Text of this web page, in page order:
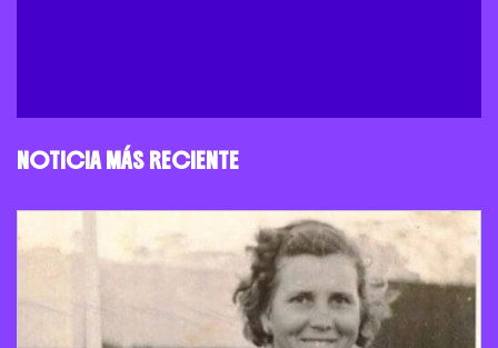
NOTICIA MÁS RECIENTE